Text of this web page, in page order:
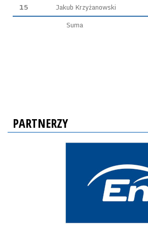
15
Jakub Krzyżanowski
Suma
PARTNERZY